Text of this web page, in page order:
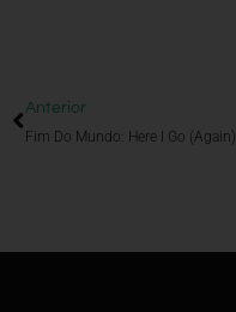
Anterior
Fim Do Mundo: Here I Go (again)